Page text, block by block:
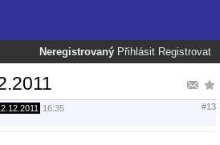
Neregistrovaný Přihlásit Registrovat
16:35 #13